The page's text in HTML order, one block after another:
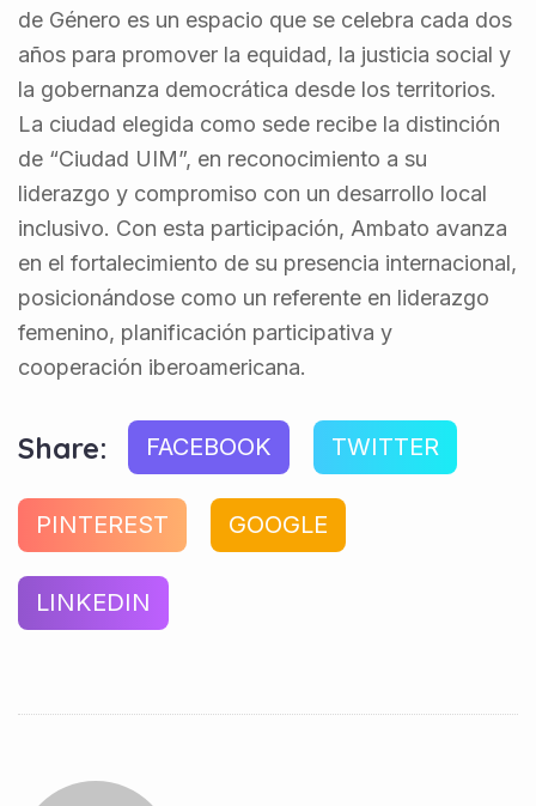
de Género es un espacio que se celebra cada dos
años para promover la equidad, la justicia social y
la gobernanza democrática desde los territorios.
La ciudad elegida como sede recibe la distinción
de “Ciudad UIM”, en reconocimiento a su
liderazgo y compromiso con un desarrollo local
inclusivo. Con esta participación, Ambato avanza
en el fortalecimiento de su presencia internacional,
posicionándose como un referente en liderazgo
femenino, planificación participativa y
cooperación iberoamericana.
Share: FACEBOOK TWITTER
PINTEREST GOOGLE
LINKEDIN